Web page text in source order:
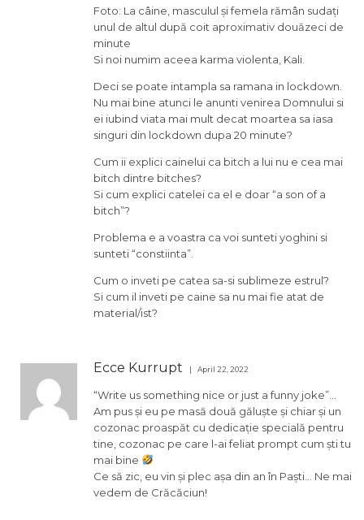
Foto: La câine, masculul și femela rămân sudați
unul de altul după coit aproximativ douăzeci de
minute
Si noi numim aceea karma violenta, Kali.
Deci se poate intampla sa ramana in lockdown.
Nu mai bine atunci le anunti venirea Domnului si
ei iubind viata mai mult decat moartea sa iasa
singuri din lockdown dupa 20 minute?
Cum ii explici cainelui ca bitch a lui nu e cea mai
bitch dintre bitches?
Si cum explici catelei ca el e doar “a son of a
bitch”?
Problema e a voastra ca voi sunteti yoghini si
sunteti “constiinta”.
Cum o inveti pe catea sa-si sublimeze estrul?
Si cum il inveti pe caine sa nu mai fie atat de
material/ist?
Ecce Kurrupt April 22, 2022
“Write us something nice or just a funny joke”…
Am pus și eu pe masă două găluște și chiar și un
cozonac proaspăt cu dedicație specială pentru
tine, cozonac pe care l-ai feliat prompt cum ști tu
mai bine
Ce să zic, eu vin și plec așa din an în Paști… Ne mai
vedem de Crăcăciun!